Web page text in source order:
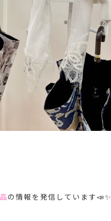
の情報を発信しています📣✨